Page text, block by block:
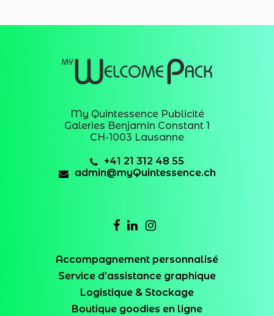
My Quintessence Publicité
Galeries Benjamin Constant 1
CH-1003 Lausanne
+41 21 312 48 55
admin@myQuintessence.ch
Accompagnement personnalisé
Service d’assistance graphique
Logistique & Stockage
Boutique goodies en ligne